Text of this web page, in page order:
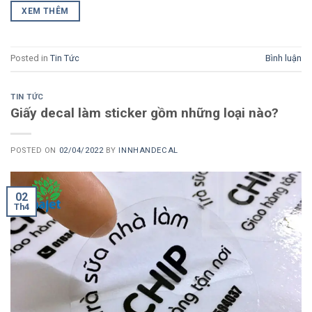
XEM THÊM
Posted in Tin Tức Bình luận
TIN TỨC
Giấy decal làm sticker gồm những loại nào?
POSTED ON 02/04/2022 BY INNHANDECAL
02
Th4